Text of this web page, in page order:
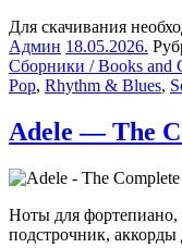
Для скачивания
Админ 18.05.2026.
Сборники / Books and
Pop, Rhythm & Blues,
Adele — The
Ноты для фортепиано,
подстрочник, аккорды